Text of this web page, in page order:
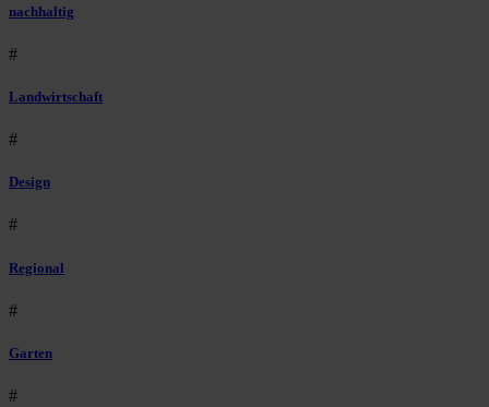
nachhaltig
#
Landwirtschaft
#
Design
#
Regional
#
Garten
#